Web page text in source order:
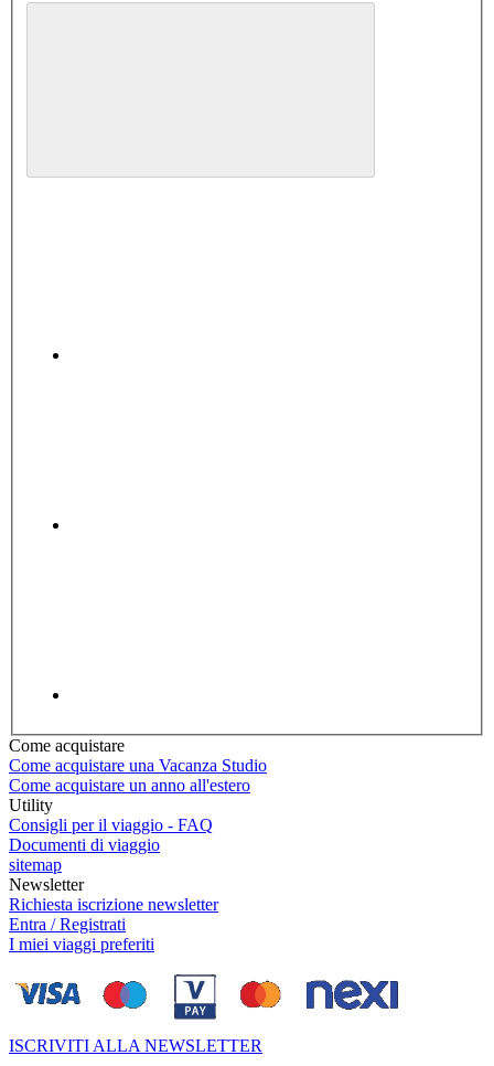
Come acquistare
Come acquistare una Vacanza Studio
Come acquistare un anno all'estero
Utility
Consigli per il viaggio - FAQ
Documenti di viaggio
sitemap
Newsletter
Richiesta iscrizione newsletter
Entra / Registrati
I miei viaggi preferiti
ISCRIVITI ALLA NEWSLETTER